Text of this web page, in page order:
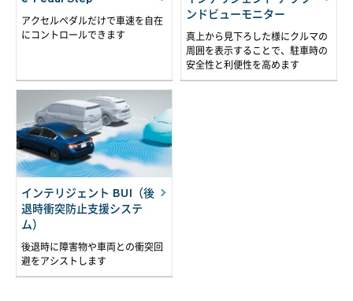
アクセルペダルだけで車速を自在
にコントロールできます
ンドビューモニター
真上から見下ろした様にクルマの
周囲を表示することで、駐車時の
安全性と利便性を高めます
インテリジェント BUI（後
退時衝突防止支援システ
ム）
後退時に障害物や車両との衝突回
避をアシストします